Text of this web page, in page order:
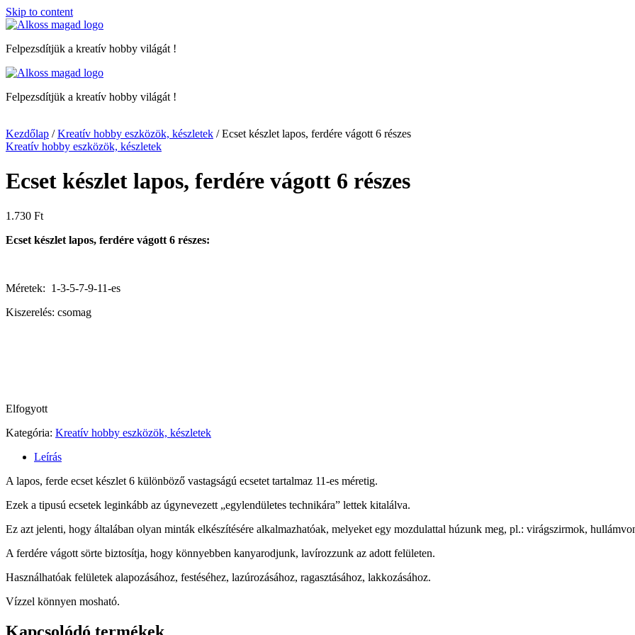
Skip to content
Felpezsdítjük a kreatív hobby világát !
Felpezsdítjük a kreatív hobby világát !
Kezdőlap /Kreatív hobby eszközök, készletek / Ecset készlet lapos, ferdére vágott 6 részes
Kreatív hobby eszközök, készletek
Ecset készlet lapos, ferdére vágott 6 részes
1.730 Ft
Ecset készlet lapos, ferdére vágott 6 részes:
Méretek: 1-3-5-7-9-11-es
Kiszerelés: csomag
Elfogyott
Kategória: Kreatív hobby eszközök, készletek
Leírás
A lapos, ferde ecset készlet 6 különböző vastagságú ecsetet tartalmaz 11-es méretig.
Ezek a tipusú ecsetek leginkább az úgynevezett „egylendületes technikára” lettek kitalálva.
Ez azt jelenti, hogy általában olyan minták elkészítésére alkalmazhatóak, melyeket egy mozdulattal húzunk meg, pl.: virágszirmok,
A ferdére vágott sörte biztosítja, hogy könnyebben kanyarodjunk, lavírozzunk az adott felületen.
Használhatóak felületek alapozásához, festéséhez, lazúrozásához, ragasztásához, lakkozásához.
Vízzel könnyen mosható.
Kapcsolódó termékek